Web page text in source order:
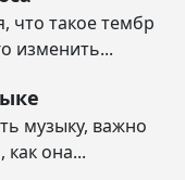
что такое тембр
изменить...
музыку, важно
как она...